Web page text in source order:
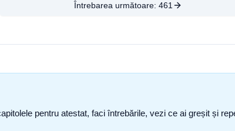
Întrebarea următoare: 461
pentru atestat, faci întrebările, vezi ce ai greșit și